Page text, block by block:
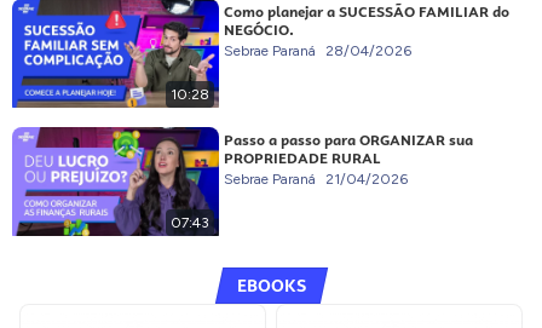
10:28
Como planejar a SUCESSÃO FAMILIAR do
NEGÓCIO.
Sebrae Paraná 28/04/2026
07:43
Passo a passo para ORGANIZAR sua
PROPRIEDADE RURAL
Sebrae Paraná 21/04/2026
EBOOKS